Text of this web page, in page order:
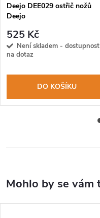
Deejo DEE029 ostřič nožů
Deejo
525 Kč
Není skladem - dostupnost
na dotaz
DO KOŠÍKU